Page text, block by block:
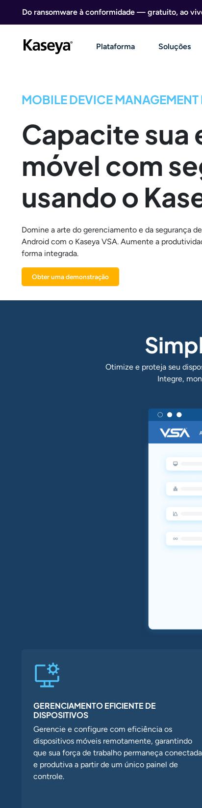
Do ransomware à conformidade — gratuito, ao
Plataforma Soluções
MOBILE DEVICE MANAGEMENT
Capacite sua
móvel com
usando o
Domine a arte do gerenciamento e da segurança
Android com o Kaseya VSA. Aumente a
forma integrada.
Obter uma demonstração
Otimize e proteja seu
Integre,
GERENCIAMENTO EFICIENTE DE
DISPOSITIVOS
Gerencie e configure com eficiência os
dispositivos móveis remotamente, garantindo
que sua força de trabalho permaneça conectada
e produtiva a partir de um único painel de
controle.